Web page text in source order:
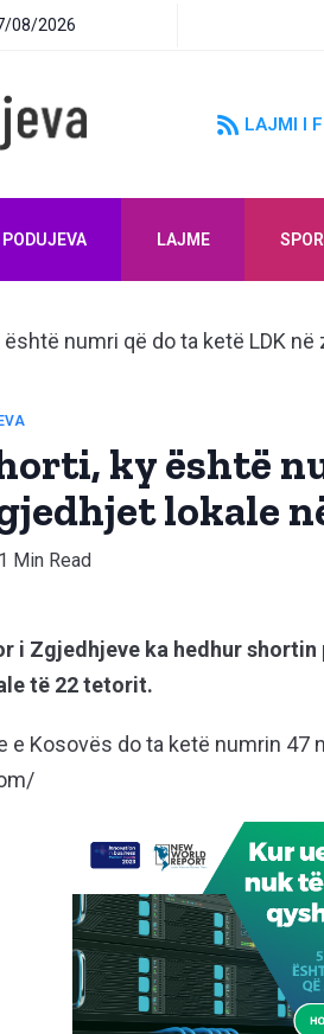
08/2026
LAJMI I
PODUJEVA LAJME
ky është
lokale
1 Min Read
i Zgjedhjeve ka hedhur
të 22 tetorit.
e Kosovës do ta ketë numrin